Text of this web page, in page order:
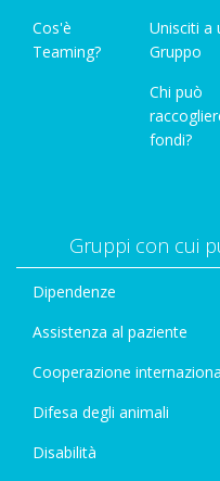
Cos'è
Teaming?
Unisciti a
Gruppo
Chi può
fondi?
Gruppi con cui
Dipendenze
Assistenza al paziente
Cooperazione
Difesa degli animali
Disabilità